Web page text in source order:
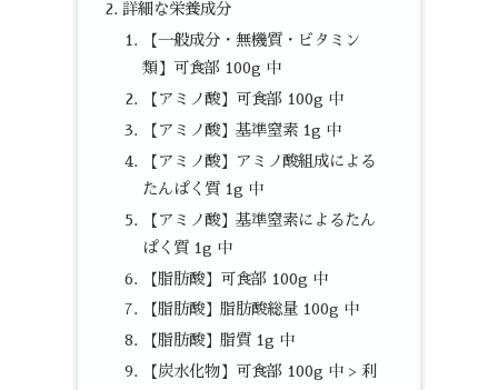
詳細な栄養成分
【一般成分・無機質・ビタミン
類】可食部 100g 中
【アミノ酸】可食部 100g 中
【アミノ酸】基準窒素 1g 中
【アミノ酸】アミノ酸組成による
たんぱく質 1g 中
【アミノ酸】基準窒素によるたん
ぱく質 1g 中
【脂肪酸】可食部 100g 中
【脂肪酸】脂肪酸総量 100g 中
【脂肪酸】脂質 1g 中
【炭水化物】可食部 100g 中 > 利